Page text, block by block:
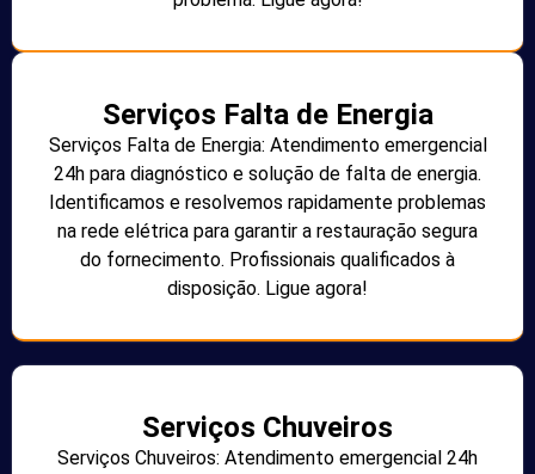
Serviços Falta de Energia
Serviços Falta de Energia: Atendimento emergencial
24h para diagnóstico e solução de falta de energia.
Identificamos e resolvemos rapidamente problemas
na rede elétrica para garantir a restauração segura
do fornecimento. Profissionais qualificados à
disposição. Ligue agora!
Serviços Chuveiros
Serviços Chuveiros: Atendimento emergencial 24h